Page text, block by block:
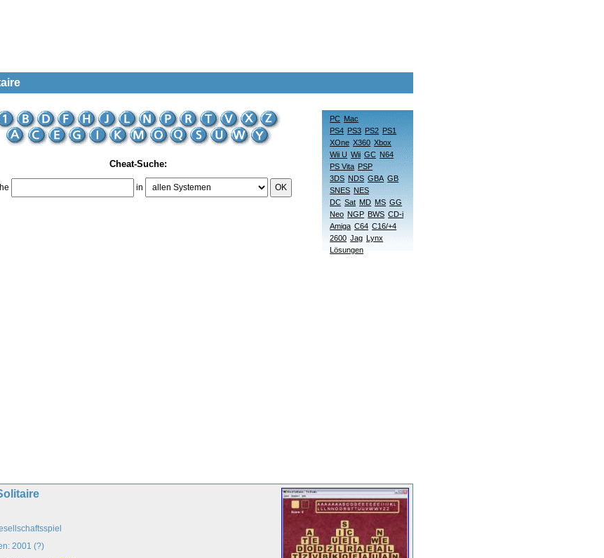
Cheat-Suche:
in OK
PC Mac
PS4 PS3 PS2 PS1
XOne X360 Xbox
Wii U Wii GC N64
PS Vita PSP
3DS NDS GBA GB
SNES NES
DC Sat MD MS GG
Neo NGP BWS CD-i
Amiga C64 C16/+4
2600 Jag Lynx
Lösungen
2001 (?)